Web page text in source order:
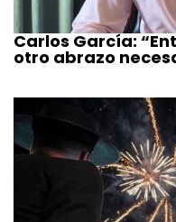
Carlos García:
otro abrazo